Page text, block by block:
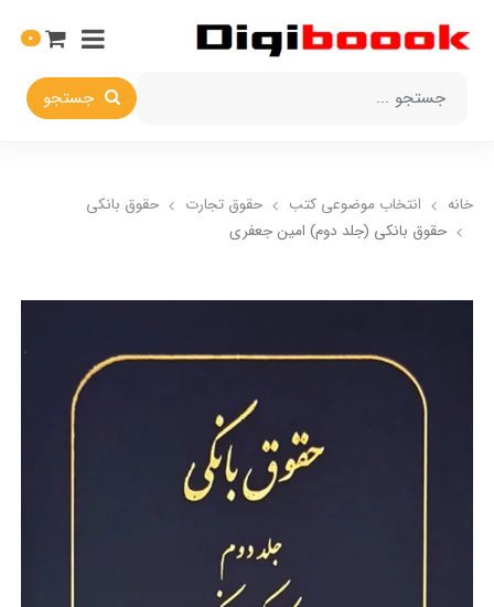
جستجو
0
خانه انتخاب​ موضوعي​ کتب حقوق تجارت
حقوق بانکي
حقوق بانکی (جلد دوم) امین جعفری